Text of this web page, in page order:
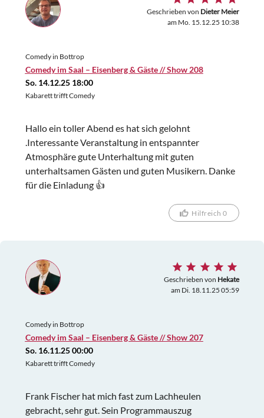
Geschrieben von Dieter Meier
am Mo. 15.12.25 10:38
Comedy in Bottrop
Comedy im Saal – Eisenberg & Gäste // Show 208
So. 14.12.25 18:00
Kabarett trifft Comedy
Hallo ein toller Abend es hat sich gelohnt
.Interessante Veranstaltung in entspannter
Atmosphäre gute Unterhaltung mit guten
unterhaltsamen Gästen und guten Musikern. Danke
für die Einladung 👍
Hilfreich 0
Geschrieben von Hekate
am Di. 18.11.25 05:59
Comedy in Bottrop
Comedy im Saal – Eisenberg & Gäste // Show 207
So. 16.11.25 00:00
Kabarett trifft Comedy
Frank Fischer hat mich fast zum Lachheulen
gebracht, sehr gut. Sein Programmauszug